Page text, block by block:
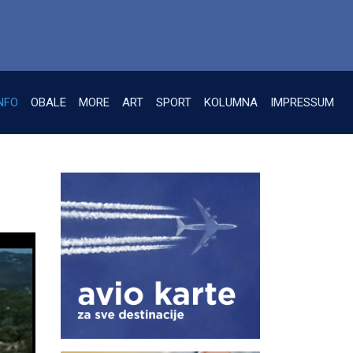
OBALE MORE ART SPORT KOLUMNA IMPRESSUM